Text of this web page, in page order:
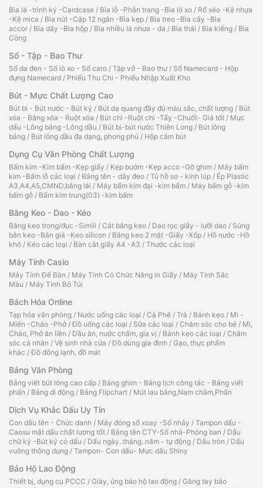
Bìa lá -trình ký -Cardcase / Bìa lỗ -Phân trang -Bìa lò xo / Rổ xéo -Kệ nhựa
-Kệ mica / Bìa nút -Cặp 12 ngăn -Bìa kẹp / Bìa treo -Bìa cây -Bìa
accor / Bìa dây -Bìa hộp / Bìa nhiều lá nhựa - da / Bìa thái / Bìa kiếng / Bìa
Còng
Sổ - Tập - Bao Thư
Sổ da đen - Sổ lò xo - Sổ caro / Tập vở - Bao thư/ Sổ Namecard - Hộp
đựng Namecard / Phiếu Thu Chi - Phiếu Nhập Xuất Kho
Bút - Mực Chất Lượng Cao
Bút bi - Bút nước - Bút ký / Bút dạ quang đầy đủ màu sắc, chất lượng / Bút
xóa - Băng xóa - Ruột xóa / Bút chì -Ruột chì -Tẩy -Chuốt- Giá tốt / Mực
dấu -Lông bảng -Lông dầu / Bút bi-bút nước Thiên Long / Bút lông
bảng / Bút lông dầu đa dạng, phong phú / Hộp cắm bút
Dụng Cụ Văn Phòng Chất Lượng
Bấm kim -Kim bấm -Kẹp giấy / Kẹp bướm -Kẹp acco -Gỡ ghim / Máy bấm
kim -Bấm lỗ các loại / Bảng tên - dây đeo / Tủ hồ sơ - kính lúp / Ép Plastic
A3,A4,A5,CMND,bằng lái / Máy bấm kim đại -kim bấm / Máy bấm gỗ -kim
bấm gỗ / Bấm kim trung(03) -kim bấm
Băng Keo - Dao - Kéo
Băng keo trong/đục -Simili / Cắt băng keo / Dao rọc giấy - lưỡi dao / Súng
bắn keo -Bắn giá -Keo silicon / Băng keo 2 mặt -Giấy -Xốp / Hồ nước -Hồ
khô / Kéo các loại / Bàn cắt giấy A4 -A3 / Thước các loại
Máy Tính Casio
Máy Tính Để Bàn / Máy Tính Có Chức Năng in Giấy / Máy Tính Sắc
Màu / Máy Tính Bỏ Túi
Bách Hóa Online
Tạp hóa văn phòng / Nước uống các loại / Cà Phê / Trà / Bánh kẹo / Mì -
Miến -Cháo -Phở /Đồ uống các loại / Sữa các loại / Chăm sóc cho bé / Mì,
Cháo, Phở ăn liền / Dầu ăn, nước chấm, gia vị / Bánh kẹo các loại / Chăm
sóc cá nhân / Vệ sinh nhà cửa /Đồ dùng gia đình / Gạo, thực phẩm
khác /Đồ đông lạnh, đồ mát
Bảng Văn Phòng
Bảng viết bút lông cao cấp / Bảng ghim - Bảng lịch công tác - Bảng viết
phấn / Bảng di động / Bảng Flipchart / Mút lau bảng,Nam châm,Phấn
Dịch Vụ Khắc Dấu Uy Tín
Con dấu tên - Chức danh / Máy đóng số xoay -Số nhảy / Tampon dấu -
Caosu mặt dấu chất lượng tốt / Bảng tên CTY-Số nhà-Phòng ban / Dấu
chữ ký -Bút ký có dấu / Dấu ngày..tháng..năm - tự động / Dấu tròn / Dấu
vuông thông dụng / Tampon- Con dấu- Mực dấu Shiny
Bảo Hộ Lao Động
Thiết bị, dụng cụ PCCC / Giày, ủng bảo hộ lao động / Găng tay bảo